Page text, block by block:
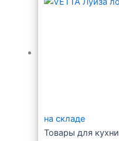
на складе
Товары для кухни